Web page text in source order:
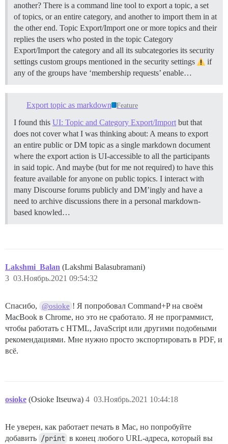
another? There is a command line tool to export a topic, a set
of topics, or an entire category, and another to import them in at
the other end. Topic Export/Import one or more topics and their
replies the users who posted in the topic Category
Export/Import the category and all its subcategories its security
settings custom groups mentioned in the security settings
if
any of the groups have ‘membership requests’ enable…
Export topic as markdown Feature
I found this UI: Topic and Category Export/Import but that
does not cover what I was thinking about: A means to export
an entire public or DM topic as a single markdown document
where the export action is UI-accessible to all the participants
in said topic. And maybe (but for me not required) to have this
feature available for anyone on public topics. I interact with
many Discourse forums publicly and DM’ingly and have a
need to archive discussions there in a personal markdown-
based knowled…
Lakshmi_Balan (Lakshmi Balasubramani)
03.Ноябрь.2021 09:54:32
3
Спасибо, @osioke ! Я попробовал Command+P на своём
MacBook в Chrome, но это не сработало. Я не программист,
чтобы работать с HTML, JavaScript или другими подобными
рекомендациями. Мне нужно просто экспортировать в PDF, и
всё.
osioke (Osioke Itseuwa) 03.Ноябрь.2021 10:44:18
4
Не уверен, как работает печать в Mac, но попробуйте
добавить /print в конец любого URL-адреса, который вы